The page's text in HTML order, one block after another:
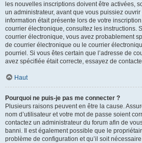
les nouvelles inscriptions doivent être activées,
un administrateur, avant que vous puissiez ouvrir
information était présente lors de votre
courrier électronique, consultez les instructions.
courrier électronique, vous avez probablement
de courrier électronique ou le courrier
pourriel. Si vous êtes certain que l’adresse de
avez spécifiée était correcte, essayez de
Haut
Pourquoi ne puis-je pas me connecter ?
Plusieurs raisons peuvent en être la cause.
nom d’utilisateur et votre mot de passe soient
contactez un administrateur du forum afin de
banni. Il est également possible que le
problème de configuration et qu’il soit